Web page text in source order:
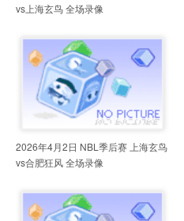
vs上海玄鸟 全场录像
2026年4月2日 NBL季后赛 上海玄鸟
vs合肥狂风 全场录像